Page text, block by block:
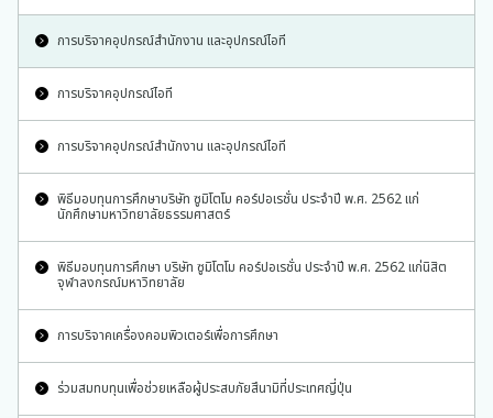
การบริจาคอุปกรณ์สำนักงาน และอุปกรณ์ไอที
การบริจาคอุปกรณ์ไอที
การบริจาคอุปกรณ์สำนักงาน และอุปกรณ์ไอที
พิธีมอบทุนการศึกษาบริษัท ซูมิโตโม คอร์ปอเรชั่น ประจำปี พ.ศ. 2562 แก่
นักศึกษามหาวิทยาลัยธรรมศาสตร์
พิธีมอบทุนการศึกษา บริษัท ซูมิโตโม คอร์ปอเรชั่น ประจำปี พ.ศ. 2562 แก่นิสิต
จุฬาลงกรณ์มหาวิทยาลัย
การบริจาคเครื่องคอมพิวเตอร์เพื่อการศึกษา
ร่วมสมทบทุนเพื่อช่วยเหลือผู้ประสบภัยสึนามิที่ประเทศญี่ปุ่น